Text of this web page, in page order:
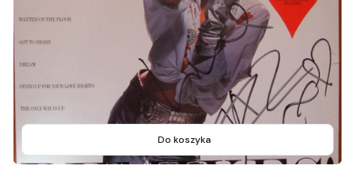
Do koszyka